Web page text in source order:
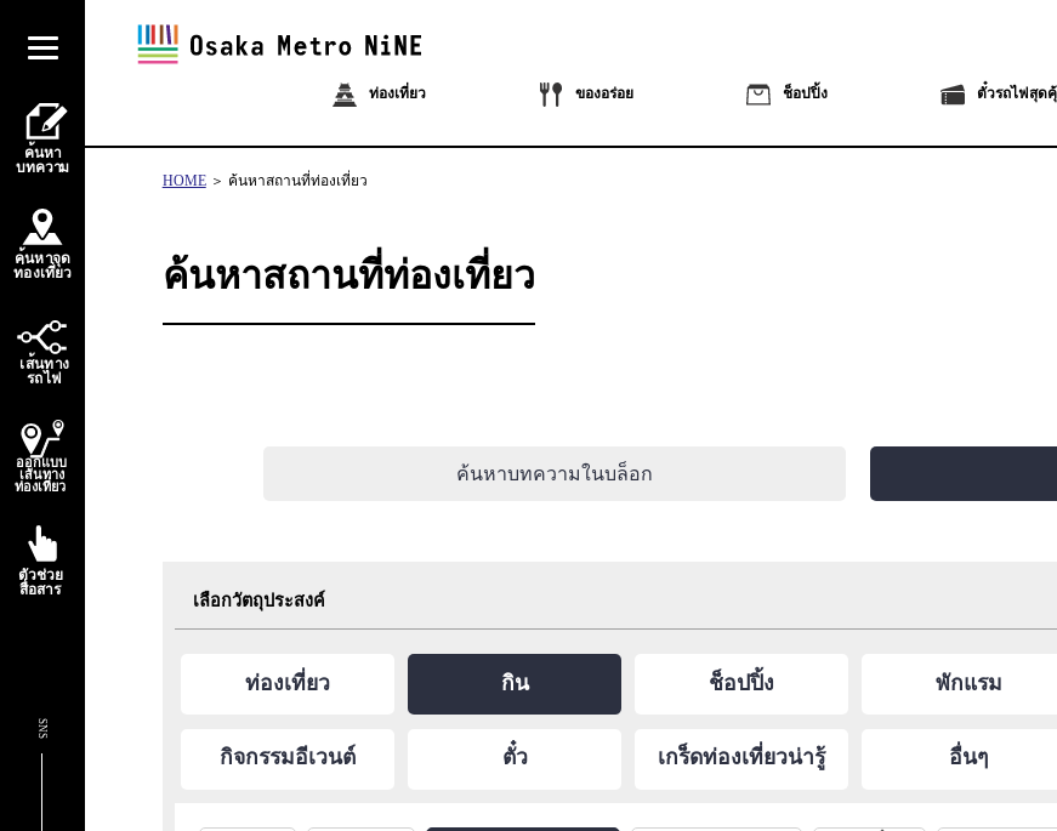
ท่องเที่ยว ของอร่อย ช็อปปิ้ง ตั๋วรถไฟสุด
ค้นหา
บทความ
ค้นหาจุด
ท่องเท
ี่ยว
เส้นทาง
รถไฟ
ออกแบบ
เส้นทาง
ท่องเที่ยว
ตัวช่วย
สื่อสาร
SNS
HOME ค้นหาสถานที่ท่องเที่ยว
ค้นหาสถานที่ท่องเที่ยว
ค้นหาบทความในบล็อก
เลือกวัตถุประสงค์
ท่องเที่ยว กิน ช็อปปิ้ง พักแรม
กิจกรรมอีเวนต์ ตั๋ว เกร็ดท่องเที่ยวน่ารู้ อื่นๆ